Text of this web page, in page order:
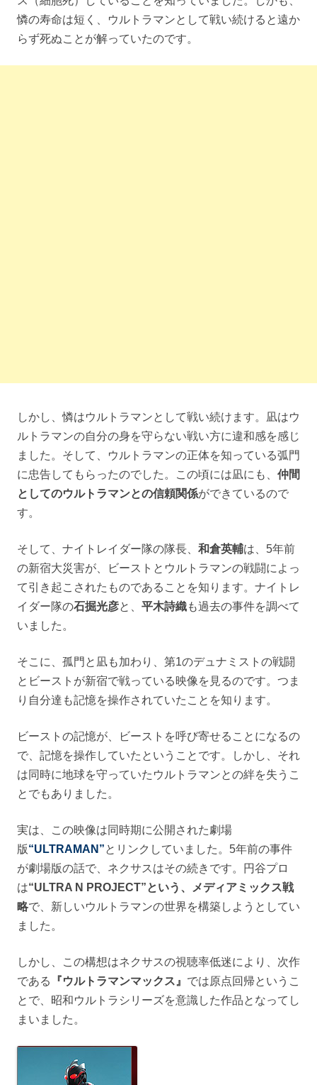
憐の寿命は短く、ウルトラマンとして戦い続けると遠か
らず死ぬことが解っていたのです。
しかし、憐はウルトラマンとして戦い続けます。凪はウ
ルトラマンの自分の身を守らない戦い方に違和感を感じ
ました。そして、ウルトラマンの正体を知っている弧門
に忠告してもらったのでした。この頃には凪にも、 仲間
としてのウルトラマンとの信頼関係ができているので
す。
そして、ナイトレイダー隊の隊長、 和倉英輔は、5年前
の新宿大災害が、ビーストとウルトラマンの戦闘によっ
て引き起こされたものであることを知ります。ナイトレ
イダー隊の石掘光彦と、 平木詩織も過去の事件を調べて
いました。
そこに、孤門と凪も加わり、第1のデュナミストの戦闘
とビーストが新宿で戦っている映像を見るのです。つま
り自分達も記憶を操作されていたことを知ります。
ビーストの記憶が、ビーストを呼び寄せることになるの
で、記憶を操作していたということです。しかし、それ
は同時に地球を守っていたウルトラマンとの絆を失うこ
とでもありました。
実は、この映像は同時期に公開された劇場
版“ULTRAMAN”とリンクしていました。5年前の事件
が劇場版の話で、ネクサスはその続きです。円谷プロ
は“ULTRA N PROJECT”という、メディアミックス戦
略で、新しいウルトラマンの世界を構築しようとしてい
ました。
しかし、この構想はネクサスの視聴率低迷により、次作
である
『ウルトラマンマックス』 では原点回帰というこ
とで、昭和ウルトラシリーズを意識した作品となってし
まいました。